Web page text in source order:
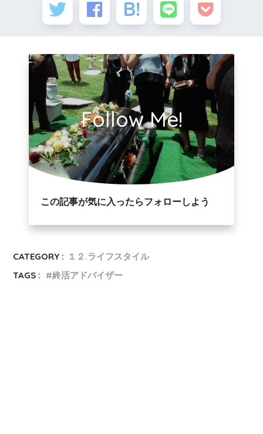
Follow Me!
この記事が気に入ったらフォローしよう
CATEGORY : １２.ライフスタイル
TAGS :
終活アドバイザー